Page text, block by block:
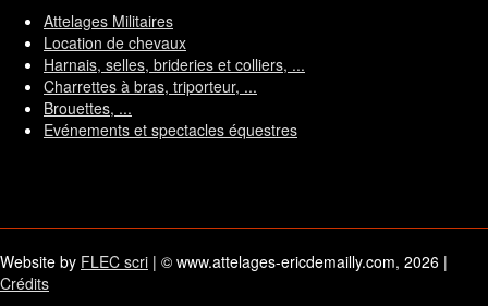
Attelages Militaires
Location de chevaux
Harnais, selles, brideries et colliers, ...
Charrettes à bras, triporteur, ...
Brouettes, ...
Evénements et spectacles équestres
Website by FLEC scri | © www.attelages-ericdemailly.com, 2026 |
Crédits